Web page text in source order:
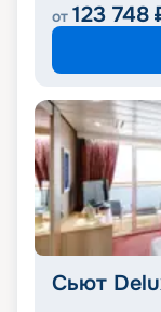
от 123 748
Сьют